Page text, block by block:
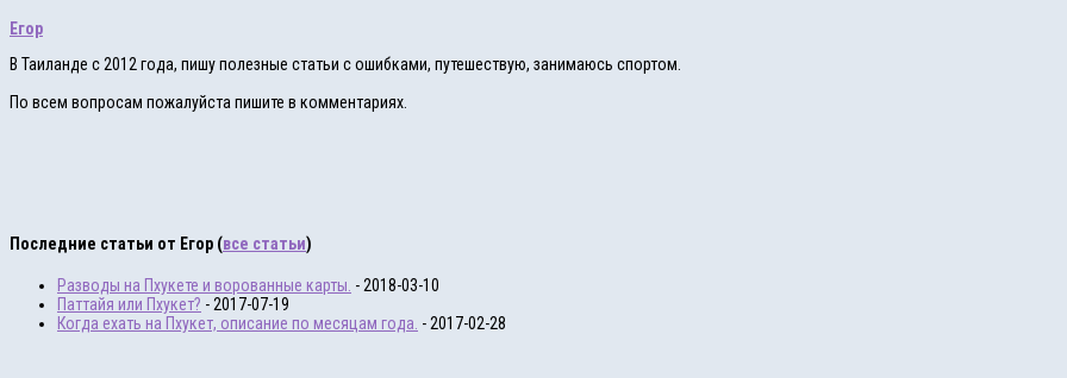
Егор
В Таиланде с 2012 года, пишу полезные статьи с ошибками, путешествую, занимаюсь спортом.
По всем вопросам пожалуйста пишите в комментариях.
Последние статьи от Егор (все статьи)
Разводы на Пхукете и ворованные карты. - 2018-03-10
Паттайя или Пхукет? - 2017-07-19
Когда ехать на Пхукет, описание по месяцам года. - 2017-02-28